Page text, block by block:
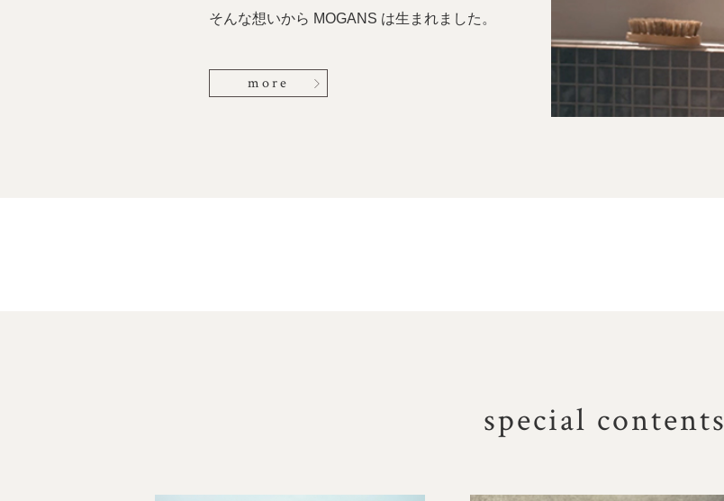
そんな想いから MOGANS は生まれました。
more
special contents